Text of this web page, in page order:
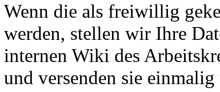
Wenn die als freiwillig
werden, stellen wir Ihre
internen Wiki des
und versenden sie